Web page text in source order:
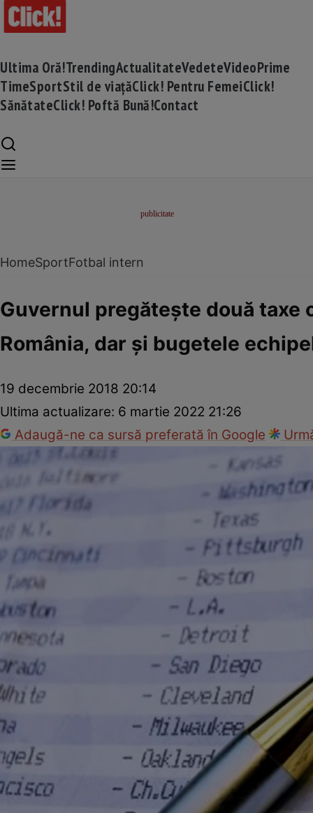
Ultima Oră!TrendingActualitateVedeteVideoPrime
TimeSportStil de viațăClick! Pentru FemeiClick!
SănătateClick! Poftă Bună!Contact
HomeSportFotbal intern
Guvernul pregăteşte două
România, dar şi bugetele
19 decembrie 2018 20:14
Ultima actualizare: 6 martie 2022 21:26
Adaugă-ne ca sursă preferată în Google